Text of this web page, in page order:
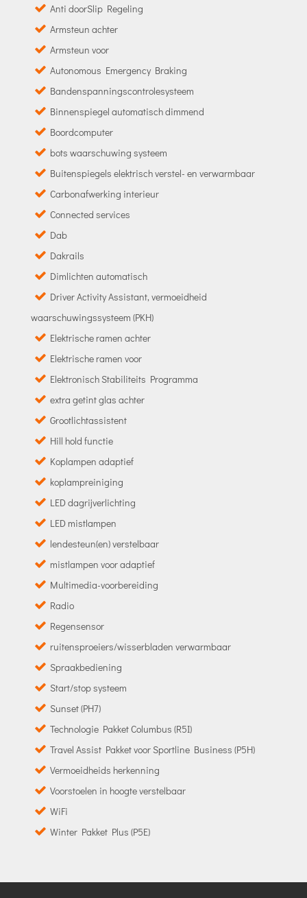
Anti doorSlip Regeling
Armsteun achter
Armsteun voor
Autonomous Emergency Braking
Bandenspanningscontrolesysteem
Binnenspiegel automatisch dimmend
Boordcomputer
bots waarschuwing systeem
Buitenspiegels elektrisch verstel- en verwarmbaar
Carbonafwerking interieur
Connected services
Dab
Dakrails
Dimlichten automatisch
Driver Activity Assistant, vermoeidheid
waarschuwingssysteem (PKH)
Elektrische ramen achter
Elektrische ramen voor
Elektronisch Stabiliteits Programma
extra getint glas achter
Grootlichtassistent
Hill hold functie
Koplampen adaptief
koplampreiniging
LED dagrijverlichting
LED mistlampen
lendesteun(en) verstelbaar
mistlampen voor adaptief
Multimedia-voorbereiding
Radio
Regensensor
ruitensproeiers/wisserbladen verwarmbaar
Spraakbediening
Start/stop systeem
Sunset (PH7)
Technologie Pakket Columbus (R5I)
Travel Assist Pakket voor Sportline Business (P5H)
Vermoeidheids herkenning
Voorstoelen in hoogte verstelbaar
WiFi
Winter Pakket Plus (P5E)